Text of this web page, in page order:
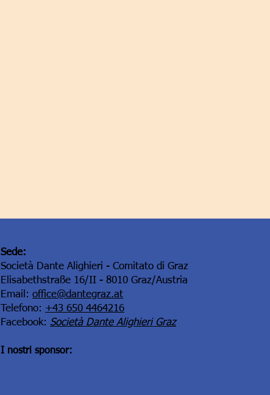
Sede:
Società Dante Alighieri - Comitato di Graz
Elisabethstraße 16/II - 8010 Graz/Austria
Email: office@dantegraz.at
Telefono: +43 650 4464216
Facebook: Società Dante Alighieri Graz
I nostri sponsor: